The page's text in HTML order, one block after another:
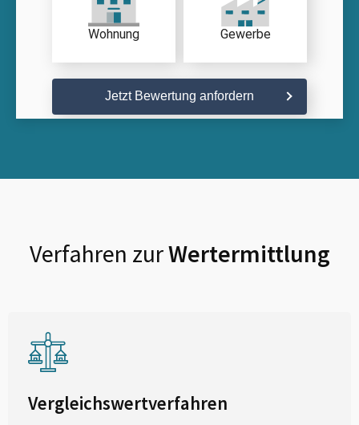
Wohnung Gewerbe
Jetzt Bewertung anfordern
Verfahren zurWertermittlung
Vergleichswertverfahren